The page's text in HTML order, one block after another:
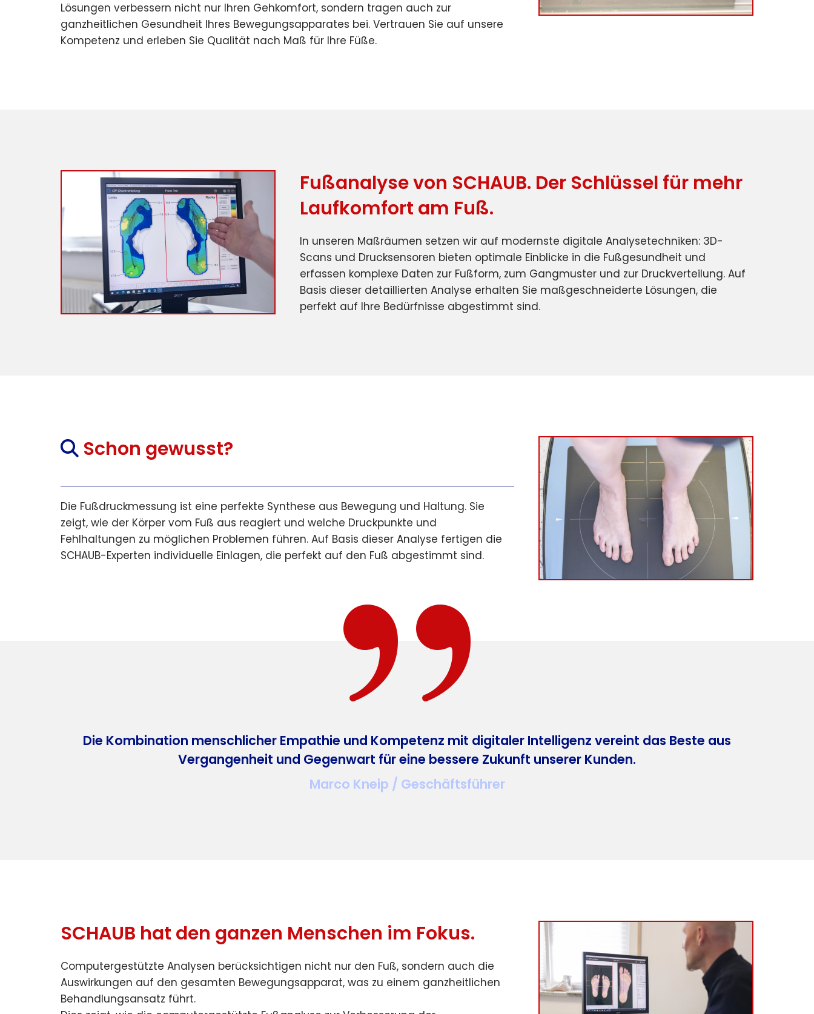
Lösungen verbessern nicht nur Ihren Gehkomfort, sondern tragen auch zur
ganzheitlichen Gesundheit Ihres Bewegungsapparates bei. Vertrauen Sie auf unsere
Kompetenz und erleben Sie Qualität nach Maß für Ihre Füße.
Fußanalyse von SCHAUB. Der Schlüssel für mehr
Laufkomfort am Fuß.
In unseren Maßräumen setzen wir auf modernste digitale Analysetechniken: 3D-
Scans und Drucksensoren bieten optimale Einblicke in die Fußgesundheit und
erfassen komplexe Daten zur Fußform, zum Gangmuster und zur Druckverteilung. Auf
Basis dieser detaillierten Analyse erhalten Sie maßgeschneiderte Lösungen, die
perfekt auf Ihre Bedürfnisse abgestimmt sind.
 Schon gewusst?
Die Fußdruckmessung ist eine perfekte Synthese aus Bewegung und Haltung. Sie
zeigt, wie der Körper vom Fuß aus reagiert und welche Druckpunkte und
Fehlhaltungen zu möglichen Problemen führen. Auf Basis dieser Analyse fertigen die
SCHAUB-Experten individuelle Einlagen, die perfekt auf den Fuß abgestimmt sind.
Die Kombination menschlicher Empathie und Kompetenz mit digitaler Intelligenz vereint das Beste aus
Vergangenheit und Gegenwart für eine bessere Zukunft unserer Kunden.
Marco Kneip / Geschäftsführer
SCHAUB hat den ganzen Menschen im Fokus.
Computergestützte Analysen berücksichtigen nicht nur den Fuß, sondern auch die
Auswirkungen auf den gesamten Bewegungsapparat, was zu einem ganzheitlichen
Behandlungsansatz führt.